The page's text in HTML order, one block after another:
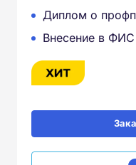
Диплом о
Внесение в